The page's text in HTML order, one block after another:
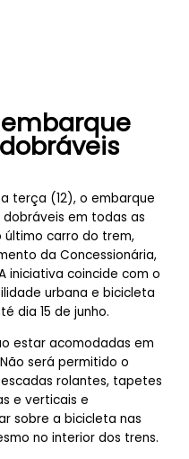
terça (12), o embarque
em todas as
último carro do trem,
da Concessionária,
iniciativa coincide com o
urbana e bicicleta
dia 15 de junho.
estar acomodadas em
será permitido o
rolantes, tapetes
e verticais e
sobre a bicicleta nas
no interior dos trens.